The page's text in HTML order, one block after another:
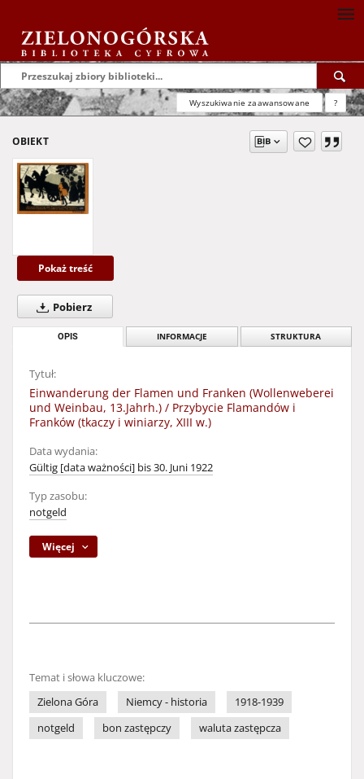
Wyszukiwanie zaawansowane ?
OBIEKT
Pokaż treść
Pobierz
OPIS INFORMACJE STRUKTURA
Tytuł:
Einwanderung der Flamen und Franken (Wollenweberei
und Weinbau, 13.Jahrh.) / Przybycie Flamandów i
Franków (tkaczy i winiarzy, XIII w.)
Data wydania:
Gültig [data ważności] bis 30. Juni 1922
Typ zasobu:
notgeld
Więcej
Temat i słowa kluczowe:
Zielona Góra
Niemcy - historia
1918-1939
notgeld
bon zastępczy waluta zastępcza